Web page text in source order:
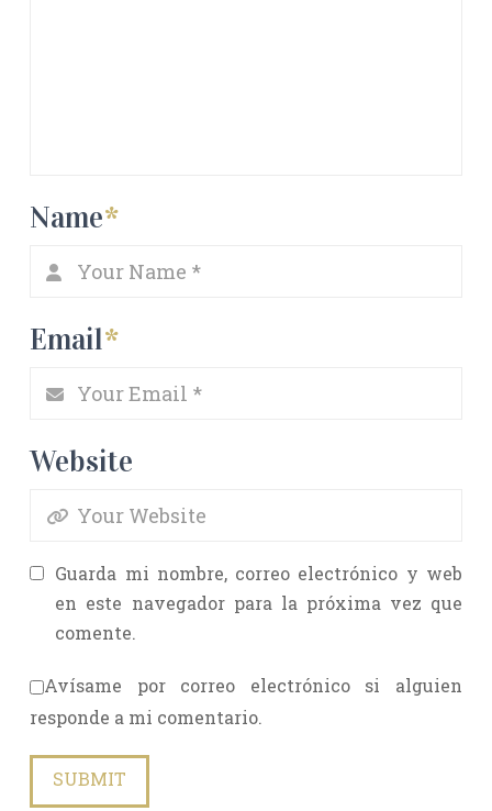
Name*
Email*
Website
Guarda mi nombre, correo electrónico y web
en este navegador para la próxima vez que
comente.
Avísame por correo electrónico si alguien
responde a mi comentario.